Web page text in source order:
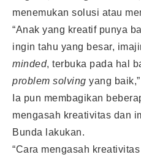
menemukan solusi atau
“Anak yang kreatif punya
ingin tahu yang besar,
minded, terbuka pada hal
problem solving yang
Ia pun membagikan
mengasah kreativitas dan
Bunda lakukan.
“Cara mengasah